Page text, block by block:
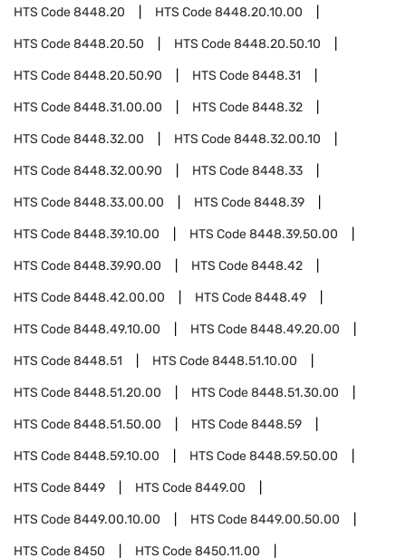
HTS Code8448.20 HTS Code8448.20.10.00
HTS Code8448.20.50 HTS Code8448.20.50.10
HTS Code8448.20.50.90 HTS Code8448.31
HTS Code8448.31.00.00 HTS Code8448.32
HTS Code8448.32.00 HTS Code8448.32.00.10
HTS Code8448.32.00.90 HTS Code8448.33
HTS Code8448.33.00.00 HTS Code8448.39
HTS Code8448.39.10.00 HTS Code8448.39.50.00
HTS Code8448.39.90.00 HTS Code8448.42
HTS Code8448.42.00.00 HTS Code8448.49
HTS Code8448.49.10.00 HTS Code8448.49.20.00
HTS Code8448.51 HTS Code8448.51.10.00
HTS Code8448.51.20.00 HTS Code8448.51.30.00
HTS Code8448.51.50.00 HTS Code8448.59
HTS Code8448.59.10.00 HTS Code8448.59.50.00
HTS Code8449 HTS Code8449.00
HTS Code8449.00.10.00 HTS Code8449.00.50.00
HTS Code8450 HTS Code8450.11.00